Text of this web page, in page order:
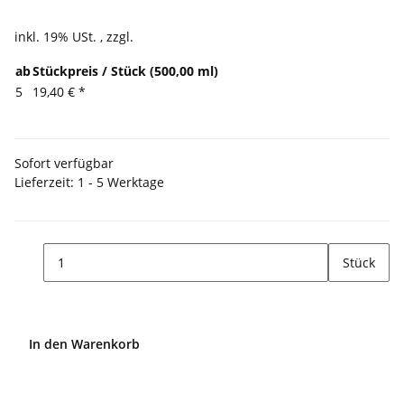
inkl. 19% USt. , zzgl.
abStückpreis / Stück (500,00 ml)
5
19,40 € *
Sofort verfügbar
Lieferzeit: 1 - 5 Werktage
Stück
In den Warenkorb